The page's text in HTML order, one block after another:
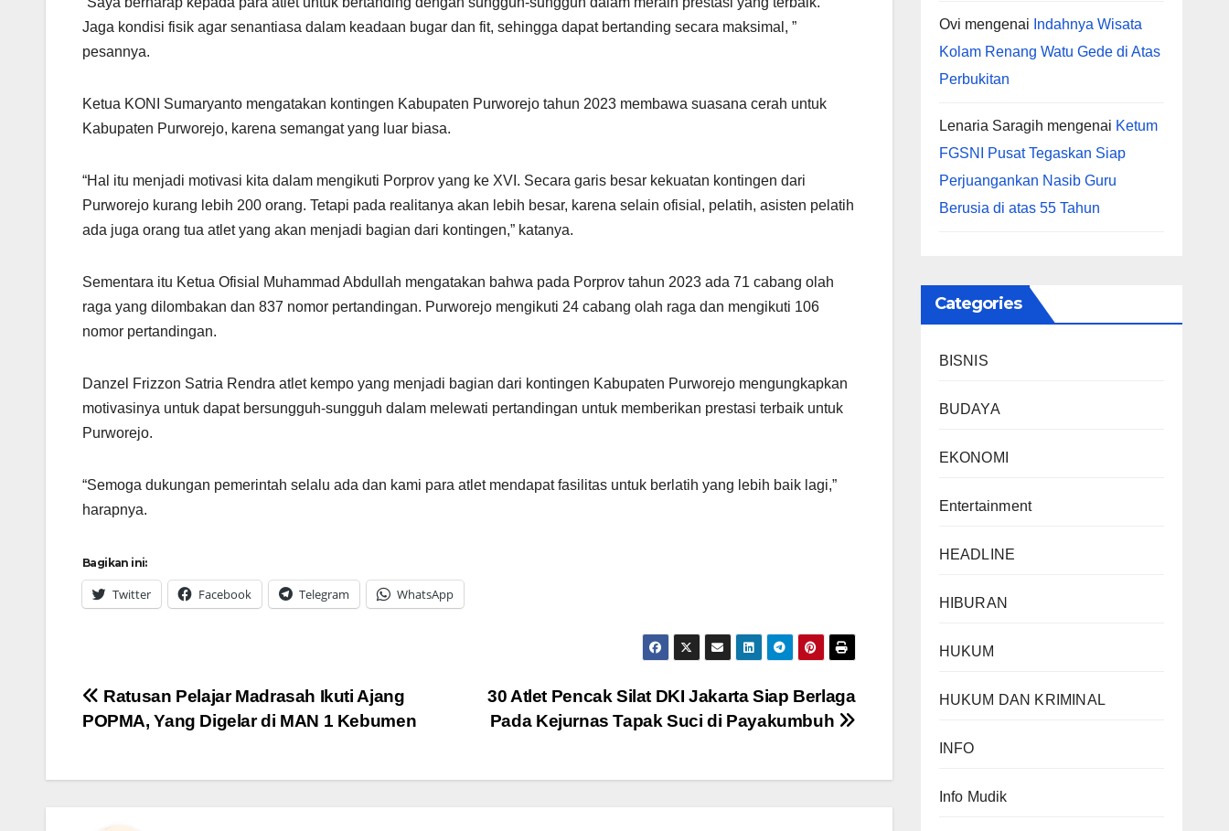
Jaga kondisi fisik agar senantiasa dalam keadaan bugar dan fit, sehingga dapat bertanding secara maksimal, ”
pesannya.
Ketua KONI Sumaryanto mengatakan kontingen Kabupaten Purworejo tahun 2023 membawa suasana cerah untuk
Kabupaten Purworejo, karena semangat yang luar biasa.
“Hal itu menjadi motivasi kita dalam mengikuti Porprov yang ke XVI. Secara garis besar kekuatan kontingen dari
Purworejo kurang lebih 200 orang. Tetapi pada realitanya akan lebih besar, karena selain ofisial, pelatih, asisten pelatih
ada juga orang tua atlet yang akan menjadi bagian dari kontingen,” katanya.
Sementara itu Ketua Ofisial Muhammad Abdullah mengatakan bahwa pada Porprov tahun 2023 ada 71 cabang olah
raga yang dilombakan dan 837 nomor pertandingan. Purworejo mengikuti 24 cabang olah raga dan mengikuti 106
nomor pertandingan.
Danzel Frizzon Satria Rendra atlet kempo yang menjadi bagian dari kontingen Kabupaten Purworejo mengungkapkan
motivasinya untuk dapat bersungguh-sungguh dalam melewati pertandingan untuk memberikan prestasi terbaik untuk
Purworejo.
“Semoga dukungan pemerintah selalu ada dan kami para atlet mendapat fasilitas untuk berlatih yang lebih baik lagi,”
harapnya.
Bagikan ini:
Twitter Facebook Telegram WhatsApp
Navigasi
30 Atlet Pencak Silat DKI Jakarta Siap Berlaga
Pada Kejurnas Tapak Suci di Payakumbuh
Ratusan Pelajar Madrasah Ikuti Ajang
POPMA, Yang Digelar di MAN 1 Kebumen
Ovi mengenai Indahnya Wisata
Kolam Renang Watu Gede di Atas
Perbukitan
Lenaria Saragih mengenai Ketum
FGSNI Pusat Tegaskan Siap
Perjuangankan Nasib Guru
Berusia di atas 55 Tahun
Categories
BISNIS
BUDAYA
EKONOMI
Entertainment
HEADLINE
HIBURAN
HUKUM
HUKUM DAN KRIMINAL
INFO
Info Mudik